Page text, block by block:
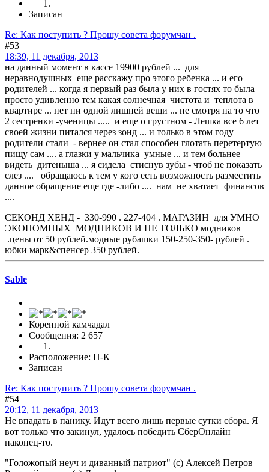
Записан
Re: Как поступить ? Прошу совета форумчан .
#53
18:39, 11 декабря, 2013
на данный момент в кассе 19900 рублей ... для
неравнодушных еще расскажу про этого ребенка ... и его
родителей ... когда я первый раз была у них в гостях то была
просто удивленно тем какая солнечная чистота и теплота в
квартире ... нет ни одной лишней вещи ... не смотря на то что
2 сестренки -ученицы ..... и еще о грустном - Лешка все 6 лет
своей жизни питался через зонд ... и только в этом году
родители стали - вернее он стал способен глотать перетертую
пищу сам .... а глазки у мальчика умные ... и тем больнее
видеть дитеныша ... я сидела стиснув зубы - чтоб не показать
слез .... обращаюсь к тем у кого есть возможность разместить
данное обращение еще где -либо .... нам не хватает финансов
....
СЕКОНД ХЕНД - 330-990 . 227-404 . МАГАЗИН для УМНО
ЭКОНОМНЫХ МОДНИКОВ И НЕ ТОЛЬКО модников
.цены от 50 рублей.модные рубашки 150-250-350- рублей .
юбки марк&спенсер 350 рублей.
Sable
Коренной камчадал
Сообщения: 2 657
Расположение: П-К
Записан
Re: Как поступить ? Прошу совета форумчан .
#54
20:12, 11 декабря, 2013
Не впадать в панику. Идут всего лишь первые сутки сбора. Я
вот только что закинул, удалось победить СберОнлайн
наконец-то.
"Голожопый неуч и диванный патриот" (с) Алексей Петров